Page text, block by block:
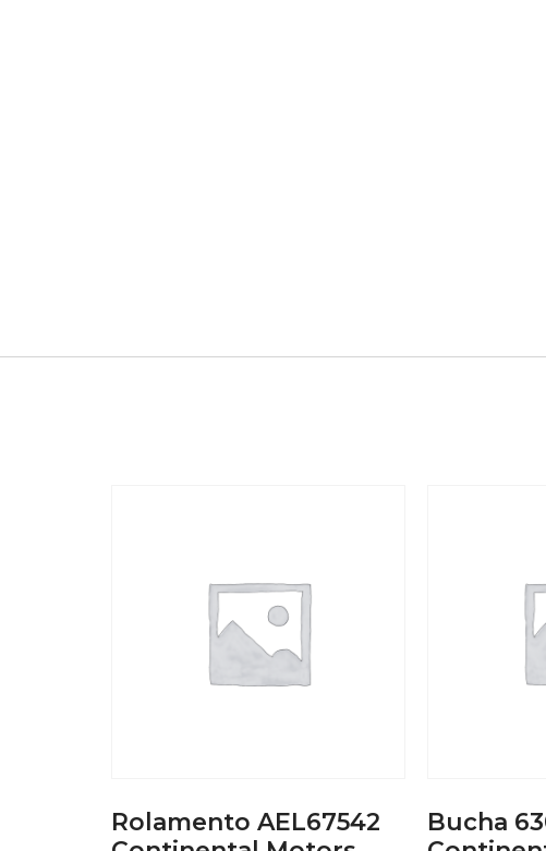
Rolamento AEL67542
Bucha